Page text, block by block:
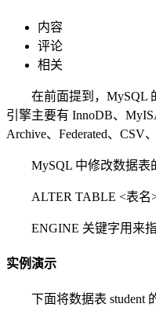
内容
评论
相关
在前面提到，MySQL
引擎主要有 InnoDB、
Archive、Federated、CSV
MySQL 中修改数据表
ALTER TABLE <表名
ENGINE 关键字用来
实例演示
下面将数据表 student